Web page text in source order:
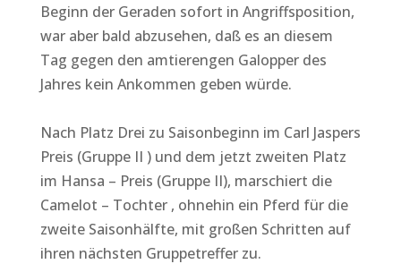
Beginn der Geraden sofort in Angriffsposition,
war aber bald abzusehen, daß es an diesem
Tag gegen den amtierengen Galopper des
Jahres kein Ankommen geben würde.
Nach Platz Drei zu Saisonbeginn im Carl Jaspers
Preis (Gruppe II ) und dem jetzt zweiten Platz
im Hansa – Preis (Gruppe II), marschiert die
Camelot – Tochter , ohnehin ein Pferd für die
zweite Saisonhälfte, mit großen Schritten auf
ihren nächsten Gruppetreffer zu.